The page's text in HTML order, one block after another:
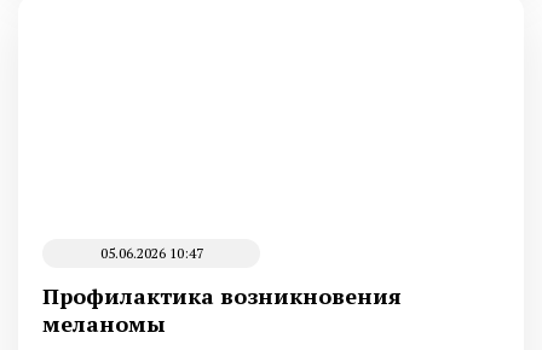
05.06.2026 10:47
Профилактика возникновения
меланомы